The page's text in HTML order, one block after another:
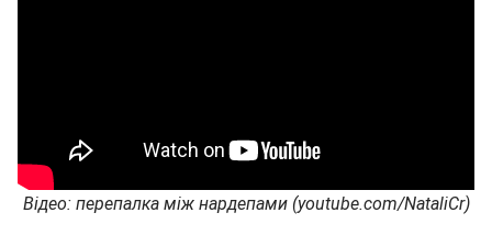
Відео: перепалка між нардепами (youtube.com/NataliCr)